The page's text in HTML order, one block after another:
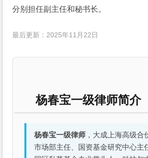
分别担任副主任和秘书长。
最后更新：2025年11月22日
杨春宝一级律师简介
杨春宝一级律师 ，大成上海高级合
市场部主任、国资基金研究中心主